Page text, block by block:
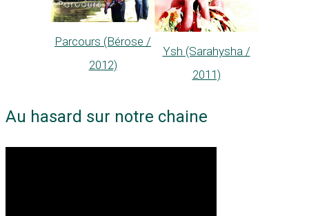
Parcours (Bérose /
2012)
Ysh (Sarahysha /
2011)
Au hasard sur notre chaine